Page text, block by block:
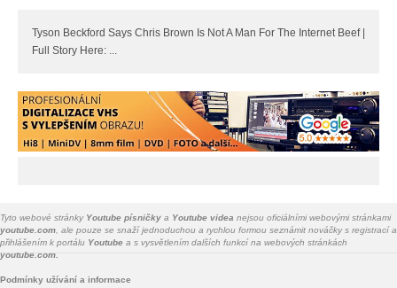
Tyson Beckford Says Chris Brown Is Not A Man For The Internet Beef |
Full Story Here: ...
Tyto webové stránky Youtube písničky a Youtube videa nejsou oficiálními webovými stránkami
youtube.com , ale pouze se snaží jednoduchou a rychlou formou seznámit nováčky s registrací a
přihlášením k portálu Youtube a s vysvětlením dalších funkcí na webových stránkách
youtube.com.
Podmínky užívání a informace